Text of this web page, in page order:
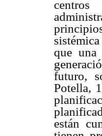
centros
que
futuro,
Potella,
están